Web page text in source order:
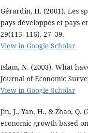
Gérardin, H. (2001), Les
pays développés et pays
29(115–116), 27–39.
View in Google Scholar
Islam, N. (2003). What
Journal of Economic
View in Google Scholar
Jin, J., Yan, H., & Zhao,
economic growth based